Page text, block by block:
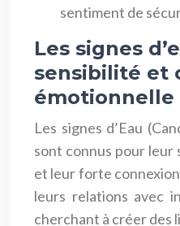
sentiment de
Les signes
sensibilité et
émotionnelle
Les signes d’Eau
sont connus pour
et leur forte
leurs relations avec
cherchant à créer des